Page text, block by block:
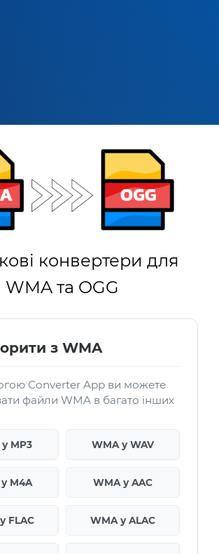
конвертери для
WMA та OGG
з WMA
Converter App ви можете
файли WMA в багато інших
MP3 WMA у WAV
M4A WMA у AAC
FLAC WMA у ALAC